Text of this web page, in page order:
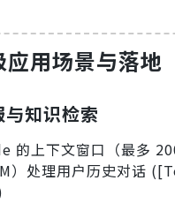
用场景与落地
知识检索
的上下文窗口（最多
）处理用户历史对话